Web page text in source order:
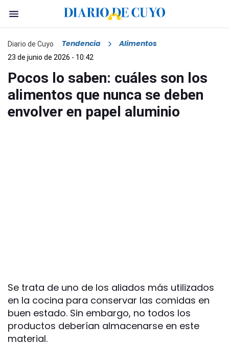
Diario de Cuyo Tendencia Alimentos
23 de junio de 2026 - 10:42
Pocos lo saben: cuáles son los
alimentos que nunca se deben
envolver en papel aluminio
Se trata de uno de los aliados más utilizados
en la cocina para conservar las comidas en
buen estado. Sin embargo, no todos los
productos deberían almacenarse en este
material.